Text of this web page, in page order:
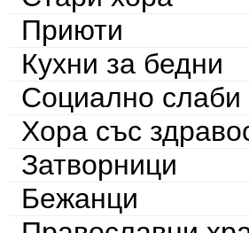
Приюти
Кухни за бедни
Социално слаби
Хора със
Затворници
Бежанци